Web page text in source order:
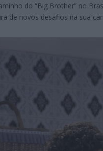
do “Big Brother” no
de novos desafios na sua